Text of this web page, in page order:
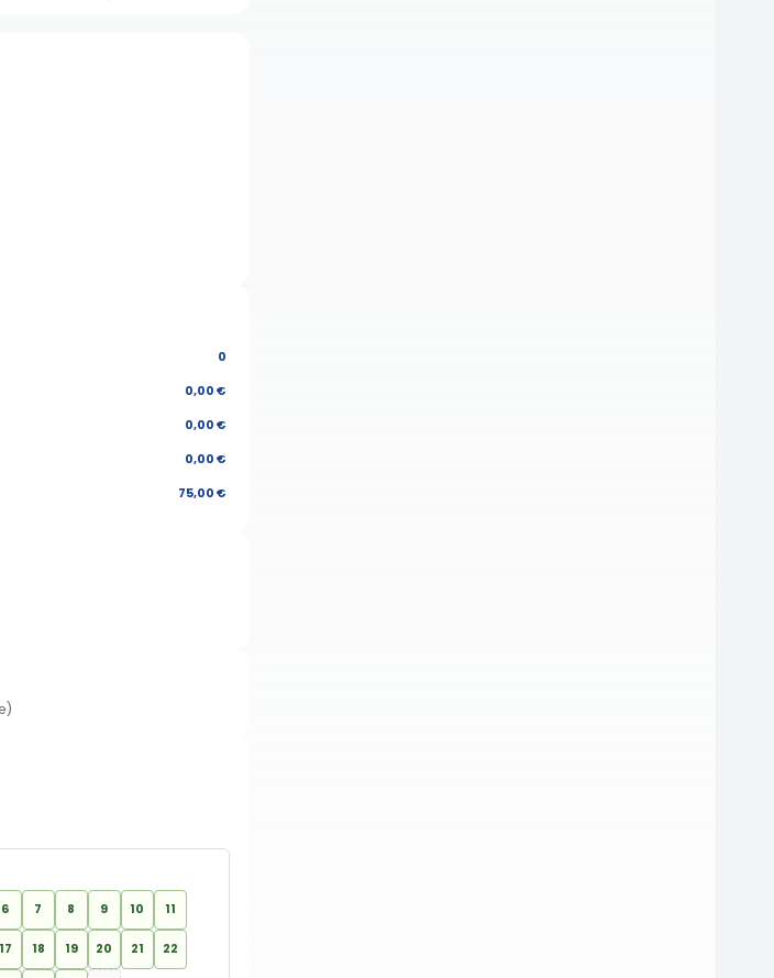
0
0,00 €
0,00 €
0,00 €
75,00 €
6 7 8 9 10 11
17 18 19 20 21 22